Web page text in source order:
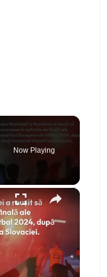
Now Playing
×
Dumnezeu…”